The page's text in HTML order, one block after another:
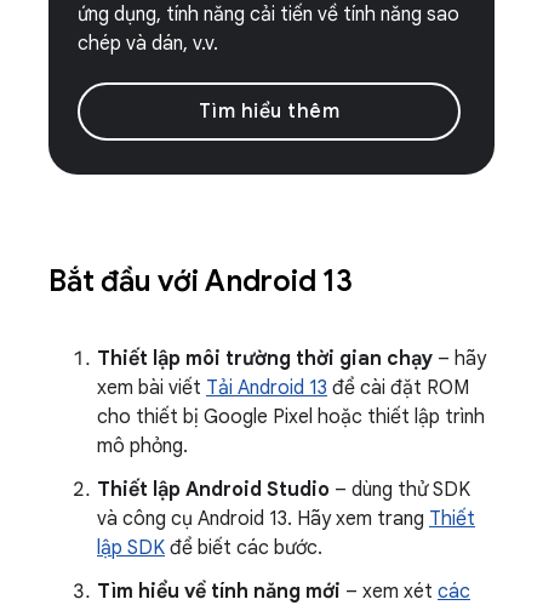
ứng dụng, tính năng cải tiến về tính năng sao
chép và dán, v.v.
Tìm hiểu thêm
Bắt đầu với Android 13
Thiết lập môi trường thời gian chạy – hãy
xem bài viết Tải Android 13 để cài đặt ROM
cho thiết bị Google Pixel hoặc thiết lập trình
mô phỏng.
Thiết lập Android Studio – dùng thử SDK
và công cụ Android 13. Hãy xem trang Thiết
lập SDK để biết các bước.
Tìm hiểu về tính năng mới – xem xét các